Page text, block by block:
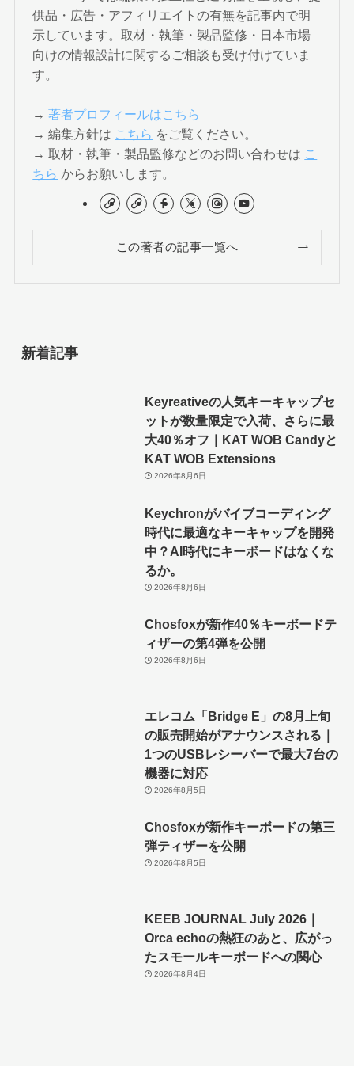
供品・広告・アフィリエイトの有無を記事内で明
示しています。取材・執筆・製品監修・日本市場
向けの情報設計に関するご相談も受け付けていま
す。
→著者プロフィールはこちら
→ 編集方針は こちら をご覧ください。
→ 取材・執筆・製品監修などのお問い合わせは こ
ちら からお願いします。
この著者の記事一覧へ
新着記事
Keyreativeの人気キーキャップセ
ットが数量限定で入荷、さらに最
大40％オフ｜KAT WOB Candyと
KAT WOB Extensions
2026年8月6日
Keychronがバイブコーディング
時代に最適なキーキャップを開発
中？AI時代にキーボードはなくな
るか。
2026年8月6日
Chosfoxが新作40％キーボードテ
ィザーの第4弾を公開
2026年8月6日
エレコム「Bridge E」の8月上旬
の販売開始がアナウンスされる｜
1つのUSBレシーバーで最大7台の
機器に対応
2026年8月5日
Chosfoxが新作キーボードの第三
弾ティザーを公開
2026年8月5日
KEEB JOURNAL July 2026｜
Orca echoの熱狂のあと、広がっ
たスモールキーボードへの関心
2026年8月4日